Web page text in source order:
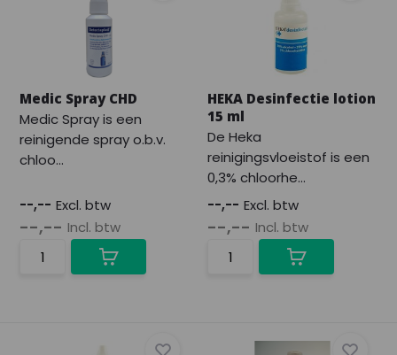
Medic Spray CHD
Medic Spray is een
reinigende spray o.b.v.
chloo...
--,-- Excl. btw
--,-- Incl. btw
HEKA Desinfectie lotion
15 ml
De Heka
reinigingsvloeistof is een
0,3% chloorhe...
--,-- Excl. btw
--,-- Incl. btw